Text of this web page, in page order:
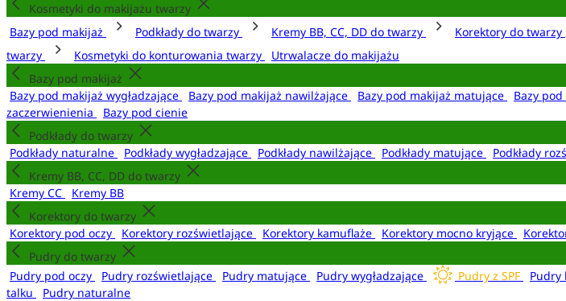
Kosmetyki do makijażu twarzy
Bazy pod makijaż
Podkłady do twarzy Kremy BB, CC, DD do twarzy Korektory do twarzy
twarzy
Kosmetyki do konturowania twarzy
Utrwalacze do makijażu
Bazy pod makijaż
Bazy pod makijaż wygładzające
Bazy pod makijaż nawilżające Bazy pod makijaż matujące Bazy
zaczerwienienia
Bazy pod cienie
Podkłady do twarzy
Podkłady naturalne
Podkłady wygładzające Podkłady nawilżające Podkłady matujące Podkłady
Kremy BB, CC, DD do twarzy
Kremy CC
Kremy BB
Korektory do twarzy
Korektory pod oczy
Korektory rozświetlające Korektory kamuflaże Korektory mocno kryjące
Pudry do twarzy
Pudry pod oczy
Pudry rozświetlające Pudry matujące Pudry wygładzające Pudry z SPF Pudry
talku
Pudry naturalne